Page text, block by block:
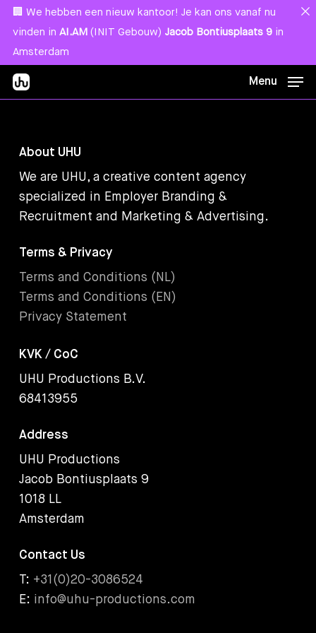
Skip
main
content
Menu
About UHU
We are UHU, a creative content agency
specialized in Employer Branding &
Recruitment and Marketing & Advertising.
Terms & Privacy
Terms and Conditions (NL)
Terms and Conditions (EN)
Privacy Statement
KVK / CoC
UHU Productions B.V.
68413955
Address
UHU Productions
Jacob Bontiusplaats 9
1018 LL
Amsterdam
Contact Us
T: +31(0)20-3086524
E: info@uhu-productions.com
Menu
🏢 We hebben een nieuw kantoor! Je kan ons vanaf nu
vinden in AI.AM (INIT Gebouw) Jacob Bontiusplaats 9 in
Amsterdam